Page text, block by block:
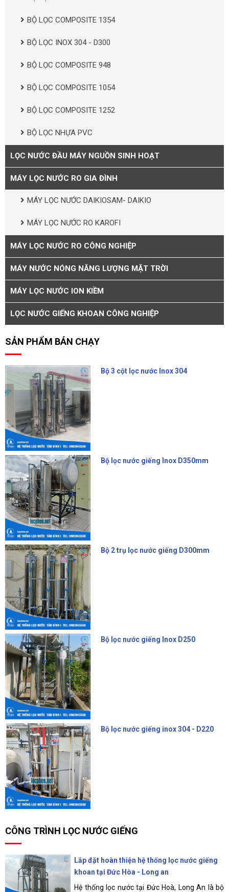
BỘ LỌC COMPOSITE 1354
BỘ LỌC INOX 304 - D300
BỘ LỌC COMPOSITE 948
BỘ LỌC COMPOSITE 1054
BỘ LỌC COMPOSITE 1252
BỘ LỌC NHỰA PVC
LỌC NƯỚC ĐẦU MÁY NGUỒN SINH HOẠT
MÁY LỌC NƯỚC RO GIA ĐÌNH
MÁY LỌC NƯỚC DAIKIOSAM- DAIKIO
MÁY LỌC NƯỚC RO KAROFI
MÁY LỌC NƯỚC RO CÔNG NGHIỆP
MÁY NƯỚC NÓNG NĂNG LƯỢNG MẶT TRỜI
MÁY LỌC NƯỚC ION KIỀM
LỌC NƯỚC GIẾNG KHOAN CÔNG NGHIỆP
SẢN PHẨM BÁN CHẠY
Bộ 3 cột lọc nước Inox 304
Bộ lọc nước giếng Inox D350mm
Bộ 2 trụ lọc nước giếng D300mm
Bộ lọc nước giếng Inox D250
Bộ lọc nước giếng inox 304 - D220
CÔNG TRÌNH LỌC NƯỚC GIẾNG
Lắp đặt hoàn thiện hệ thống lọc nước giếng
khoan tại Đức Hòa - Long an
Hệ thống lọc nước tại Đức Hoà, Long An là bộ